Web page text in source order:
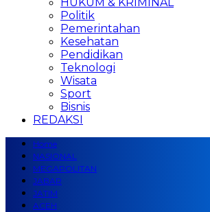
Politik
Pemerintahan
Kesehatan
Pendidikan
Teknologi
Wisata
Sport
Bisnis
REDAKSI
Home
NASIONAL
MEGAPOLITAN
JABAR
JATIM
ACEH